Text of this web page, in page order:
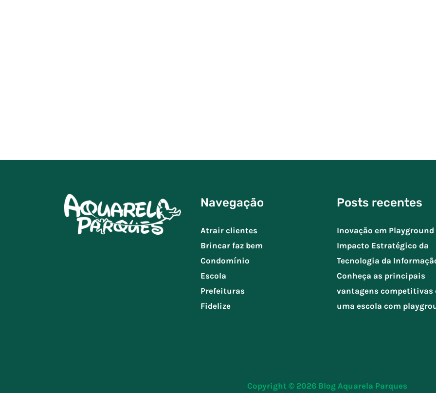
Navegação
Atrair clientes
Brincar faz bem
Condomínio
Escola
Prefeituras
Fidelize
Posts recentes
Inovação em Playground
Impacto Estratégico da
Tecnologia da
Conheça as principais
vantagens competitivas
uma escola com
Copyright © 2026 Blog Aquarela Parques